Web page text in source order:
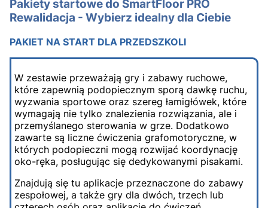
Pakiety startowe do SmartFloor PRO
Rewalidacja - Wybierz idealny dla Ciebie
PAKIET NA START DLA PRZEDSZKOLI
W zestawie przeważają gry i zabawy ruchowe,
które zapewnią podopiecznym sporą dawkę ruchu,
wyzwania sportowe oraz szereg łamigłówek, które
wymagają nie tylko znalezienia rozwiązania, ale i
przemyślanego sterowania w grze. Dodatkowo
zawarte są liczne ćwiczenia grafomotoryczne, w
których podopieczni mogą rozwijać koordynację
oko-ręka, posługując się dedykowanymi pisakami.
Znajdują się tu aplikacje przeznaczone do zabawy
zespołowej, a także gry dla dwóch, trzech lub